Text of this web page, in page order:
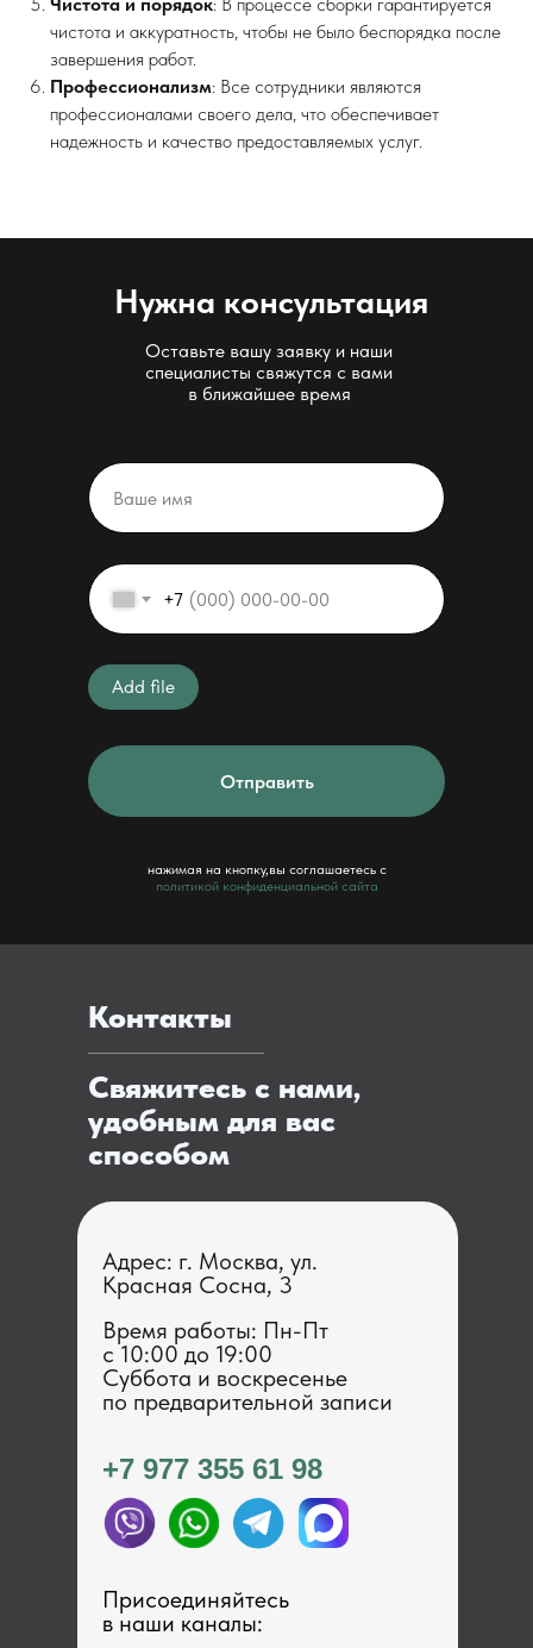
чистота и аккуратность, чтобы не было беспорядка после
завершения работ.
Профессионализм: Все сотрудники являются
профессионалами своего дела, что обеспечивает
надежность и качество предоставляемых услуг.
+7
Add file
Отправить
Нужна консультация
Оставьте вашу заявку и наши
специалисты свяжутся с вами
в ближайшее время
нажимая на кнопку,вы соглашаетесь с
политикой конфиденциальной сайта
Контакты
Свяжитесь с нами,
удобным для вас
способом
Адрес: г. Москва, ул.
Красная Сосна, 3
+7 977 355 61 98
Время работы: Пн-Пт
с 1 0:00 до 19:00
Суббота и воскресенье
по предварительной записи
Присоединяйтесь
в наши каналы: